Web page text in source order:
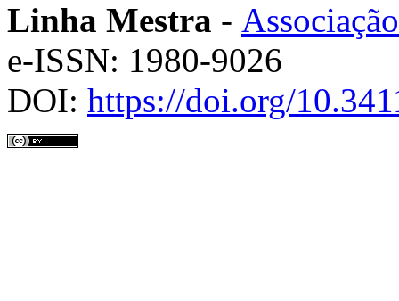
Linha Mestra -
e-ISSN: 1980-9026
DOI: https://doi.org/